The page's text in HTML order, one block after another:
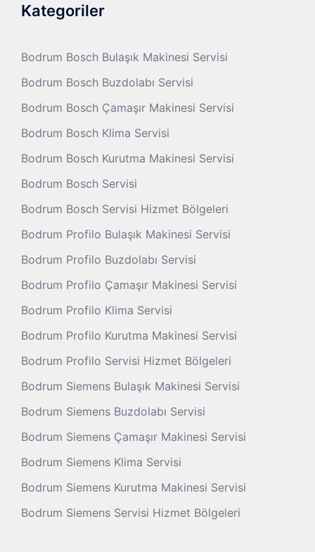
Kategoriler
Bodrum Bosch Bulaşık Makinesi Servisi
Bodrum Bosch Buzdolabı Servisi
Bodrum Bosch Çamaşır Makinesi Servisi
Bodrum Bosch Klima Servisi
Bodrum Bosch Kurutma Makinesi Servisi
Bodrum Bosch Servisi
Bodrum Bosch Servisi Hizmet Bölgeleri
Bodrum Profilo Bulaşık Makinesi Servisi
Bodrum Profilo Buzdolabı Servisi
Bodrum Profilo Çamaşır Makinesi Servisi
Bodrum Profilo Klima Servisi
Bodrum Profilo Kurutma Makinesi Servisi
Bodrum Profilo Servisi Hizmet Bölgeleri
Bodrum Siemens Bulaşık Makinesi Servisi
Bodrum Siemens Buzdolabı Servisi
Bodrum Siemens Çamaşır Makinesi Servisi
Bodrum Siemens Klima Servisi
Bodrum Siemens Kurutma Makinesi Servisi
Bodrum Siemens Servisi Hizmet Bölgeleri